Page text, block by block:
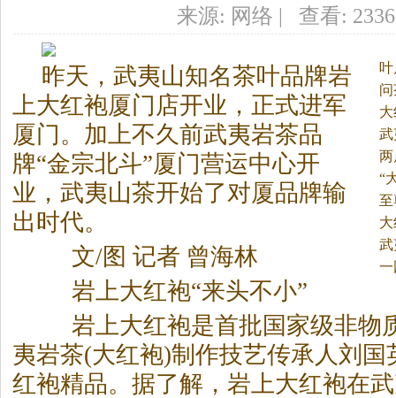
来源: 网络 | 查看:
母
“
世
昨天，武夷山知名茶叶品牌岩
上大红袍厦门店开业，正式进军
厦门。 加上不久前武夷岩茶品
牌“金宗北斗”厦门营运中心开
业，武夷山茶开始了对厦品牌输
出时代。
文/图 记者 曾海林
岩上大红袍“来头不小”
岩上大红袍是首批国家级非物
夷岩茶(大红袍)制作技艺传承人刘国
红袍精品。据了解，岩上大红袍在